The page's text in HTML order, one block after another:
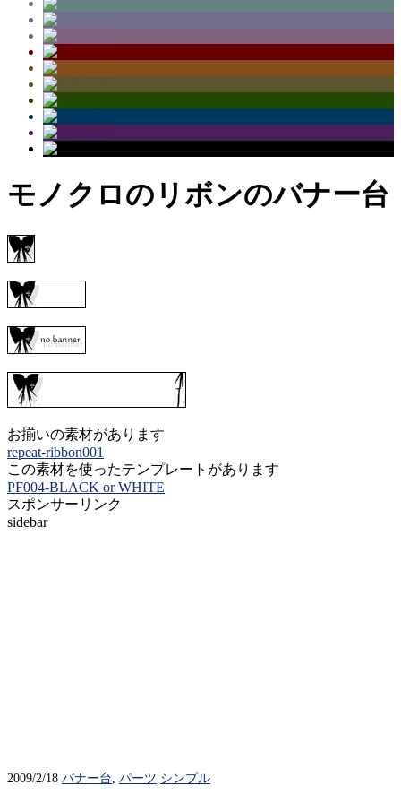
モノクロのリボンのバナー台
お揃いの素材があります
repeat-ribbon001
この素材を使ったテンプレートがあります
PF004-BLACK or WHITE
スポンサーリンク
sidebar
2009/2/18 バナー台 パーツ シンプル